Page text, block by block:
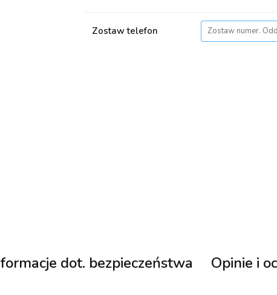
Zostaw telefon
dot. bezpieczeństwa Opinie i